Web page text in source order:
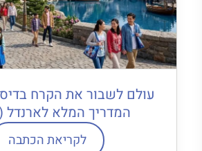
עולם לשבור את הקרח
המדריך המלא לארנדל
לקריאת הכתבה